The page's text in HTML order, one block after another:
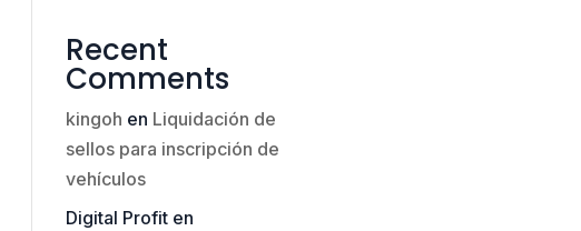
Recent
Comments
kingoh en Liquidación de
sellos para inscripción de
vehículos
Digital Profiten